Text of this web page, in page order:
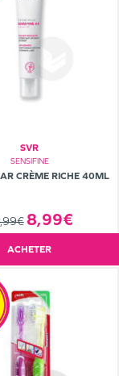
SVR
SENSIFINE
CRÈME RICHE 40ML
8,99€
ACHETER